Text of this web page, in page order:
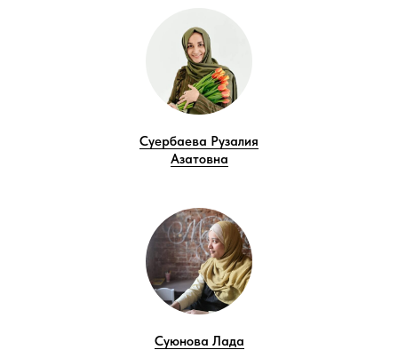
Суербаева Рузалия
Азатовна
Суюнова Лада